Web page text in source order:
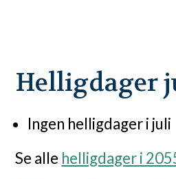
Helligdager
Ingen helligdager i juli
Se alle helligdager i